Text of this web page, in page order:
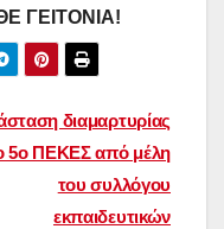
ΓΕΙΤΟΝΙΑ!
διαμαρτυρίας
5ο ΠΕΚΕΣ από μέλη
του συλλόγου
εκπαιδευτικών